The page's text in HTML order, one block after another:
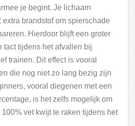
je begint. Je lichaam
brandstof om spierschade
Hierdoor blijft een groter
tact tijdens het afvallen bij
trainen. Dit effect is vooral
die nog niet zo lang bezig zijn
vooral diegenen met een
is het zelfs mogelijk om
vet kwijt te raken tijdens het